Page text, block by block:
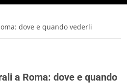
dove e quando vederli
a Roma: dove e quando